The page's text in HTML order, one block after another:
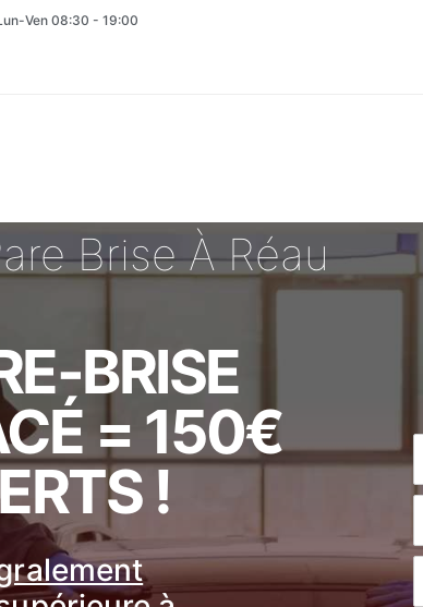
Ven 08:30 - 19:00
Brise À Réau
BRISE
= 150€
!